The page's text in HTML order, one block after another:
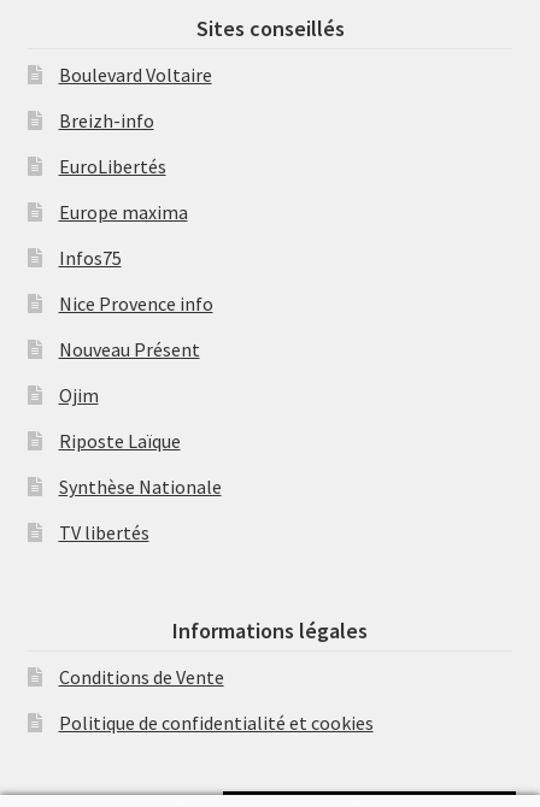
Sites conseillés
Boulevard Voltaire
Breizh-info
EuroLibertés
Europe maxima
Infos75
Nice Provence info
Nouveau Présent
Ojim
Riposte Laïque
Synthèse Nationale
TV libertés
Informations légales
Conditions de Vente
Politique de confidentialité et cookies